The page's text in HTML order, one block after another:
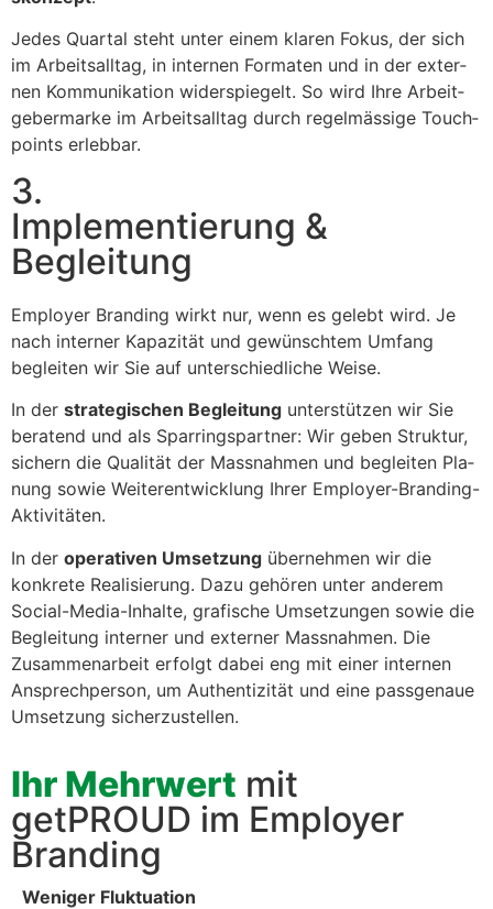
Jedes Quar­tal ste­ht unter einem klaren Fokus, der sich
im Arbeit­sall­t­ag, in inter­nen For­mat­en und in der exter­
nen Kom­mu­nika­tion wider­spiegelt. So wird Ihre Arbeit­
ge­ber­marke im Arbeit­sall­t­ag durch regelmäs­sige Touch­
points erleb­bar.
3.
Implementierung &
Begleitung
Employ­er Brand­ing wirkt nur, wenn es gelebt wird. Je
nach intern­er Kapaz­ität und gewün­schtem Umfang
begleit­en wir Sie auf unter­schiedliche Weise.
In der strate­gis­chen Begleitung unter­stützen wir Sie
bera­tend und als Spar­ringspart­ner: Wir geben Struk­tur,
sich­ern die Qual­ität der Mass­nah­men und begleit­en Pla­
nung sowie Weit­er­en­twick­lung Ihrer Employ­er-Brand­ing-
Aktiv­itäten.
In der oper­a­tiv­en Umset­zung übernehmen wir die
konkrete Real­isierung. Dazu gehören unter anderem
Social-Media-Inhalte, grafis­che Umset­zun­gen sowie die
Begleitung intern­er und extern­er Mass­nah­men. Die
Zusam­me­nar­beit erfol­gt dabei eng mit ein­er inter­nen
Ansprech­per­son, um Authen­tiz­ität und eine pass­ge­naue
Umset­zung sicherzustellen.
Ihr Mehrwert mit
getPROUD im Employer
Branding
Weniger Fluk­tu­a­tion